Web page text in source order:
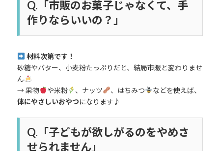
Q.「市販のお菓子じゃなくて、手
作りならいいの？」
材料次第です！
砂糖やバター、小麦粉たっぷりだと、結局市販と変わりませ
ん
→ 果物
や米粉 、ナッツ 、はちみつ
などを使えば、
体にやさしいおやつになります♪
Q.「子どもが欲しがるのをやめさ
せられません」